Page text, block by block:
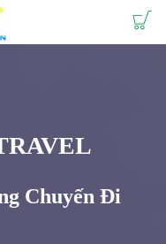
Chuyến Đi